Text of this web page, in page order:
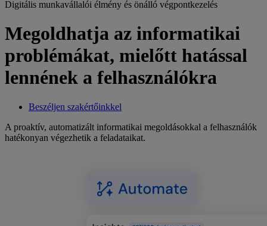
Digitális munkavállalói élmény és önálló végpontkezelés
Megoldhatja az informatikai
problémákat, mielőtt hatással
lennének a felhasználókra
Beszéljen szakértőinkkel
A proaktív, automatizált informatikai megoldásokkal a felhasználók
hatékonyan végezhetik a feladataikat.